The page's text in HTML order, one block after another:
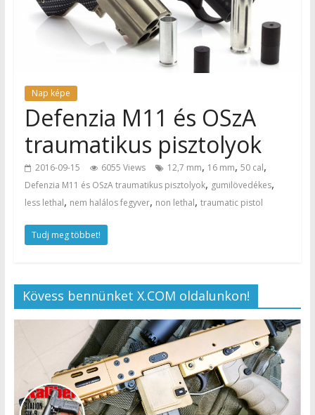
Nap képe
Defenzia M11 és OSzA
traumatikus pisztolyok
2016-09-15 6055 Views 12,7 mm, 16 mm, 50 cal,
Defenzia M11 és OSzA traumatikus pisztolyok, gumilövedékes,
less lethal, nem halálos fegyver, non lethal, traumatic pistol
Tudj meg többet!
Kövess bennünket X.COM oldalunkon!